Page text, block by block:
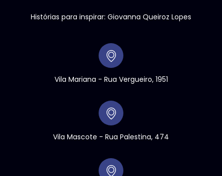
Histórias para inspirar: Giovanna Queiroz Lopes
Vila Mariana - Rua Vergueiro, 1951
Vila Mascote - Rua Palestina, 474